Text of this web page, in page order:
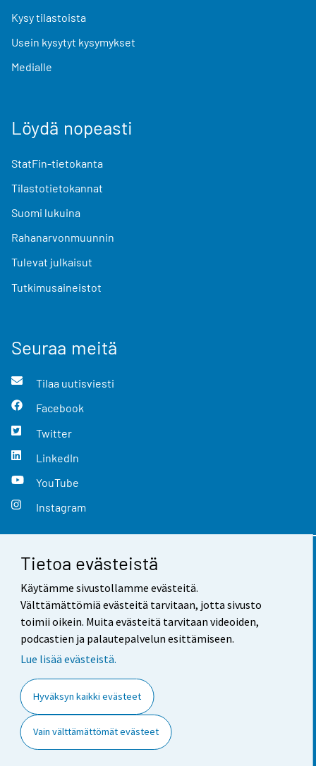
Tietoa evästeistä
Käytämme sivustollamme evästeitä.
Välttämättömiä evästeitä tarvitaan, jotta sivusto
toimii oikein. Muita evästeitä tarvitaan videoiden,
podcastien ja palautepalvelun esittämiseen.
Lue lisää evästeistä.
Hyväksyn kaikki evästeet
Vain välttämättömät evästeet
Kysy tilastoista
Usein kysytyt kysymykset
Medialle
Löydä nopeasti
StatFin-tietokanta
Tilastotietokannat
Suomi lukuina
Rahanarvonmuunnin
Tulevat julkaisut
Tutkimusaineistot
Seuraa meitä
Tilaa uutisviesti
Facebook
Twitter
LinkedIn
YouTube
Instagram
Yhteystiedot
Palaute
Käyttöehdot
Saavutettavuus
Tietoa sivustosta
Evästeasetukset